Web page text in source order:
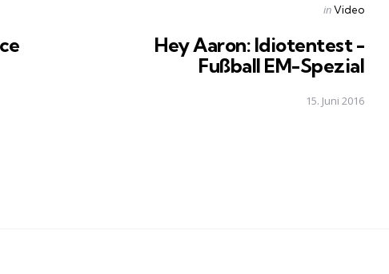
Posted
inVideo
Hey Aaron: Idiotentest -
Fußball EM-Spezial
15. Juni 2016